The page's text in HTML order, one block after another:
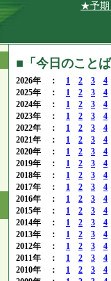
★予期しないこ
■「今日のこと
2026年 ： 1 2 3 4
2025年 ： 1 2 3 4
2024年 ： 1 2 3 4
2023年 ： 1 2 3 4
2022年 ： 1 2 3 4
2021年 ： 1 2 3 4
2020年 ： 1 2 3 4
2019年 ： 1 2 3 4
2018年 ： 1 2 3 4
2017年 ： 1 2 3 4
2016年 ： 1 2 3 4
2015年 ： 1 2 3 4
2014年 ： 1 2 3 4
2013年 ： 1 2 3 4
2012年 ： 1 2 3 4
2011年 ： 1 2 3 4
2010年 ： 1 2 3 4